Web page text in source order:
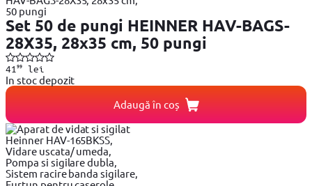
Set 50 de pungi HEINNER HAV-BAGS-
28X35, 28x35 cm, 50 pungi
41 99lei
In stoc depozit
Adaugă în coș